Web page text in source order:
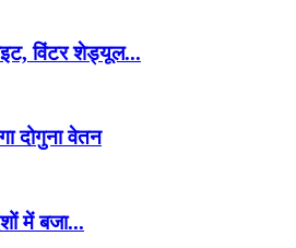
विंटर शेड्यूल...
दोगुना वेतन
में बजा...